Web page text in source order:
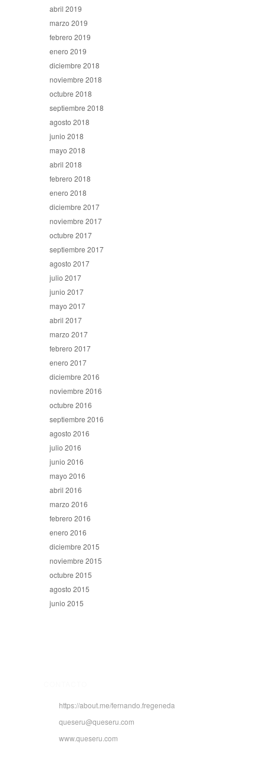
abril 2019
marzo 2019
febrero 2019
enero 2019
diciembre 2018
noviembre 2018
octubre 2018
septiembre 2018
agosto 2018
junio 2018
mayo 2018
abril 2018
febrero 2018
enero 2018
diciembre 2017
noviembre 2017
octubre 2017
septiembre 2017
agosto 2017
julio 2017
junio 2017
mayo 2017
abril 2017
marzo 2017
febrero 2017
enero 2017
diciembre 2016
noviembre 2016
octubre 2016
septiembre 2016
agosto 2016
julio 2016
junio 2016
mayo 2016
abril 2016
marzo 2016
febrero 2016
enero 2016
diciembre 2015
noviembre 2015
octubre 2015
agosto 2015
junio 2015
https://about.me/fernando.fregeneda
queseru@queseru.com
www.queseru.com